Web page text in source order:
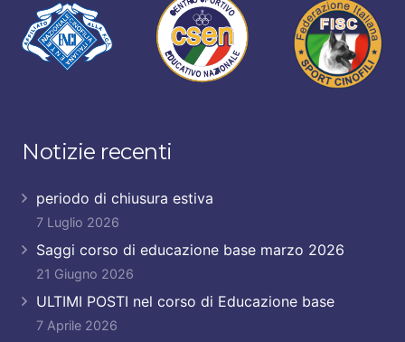
Notizie recenti
periodo di chiusura estiva
7 Luglio 2026
Saggi corso di educazione base marzo 2026
21 Giugno 2026
ULTIMI POSTI nel corso di Educazione base
7 Aprile 2026